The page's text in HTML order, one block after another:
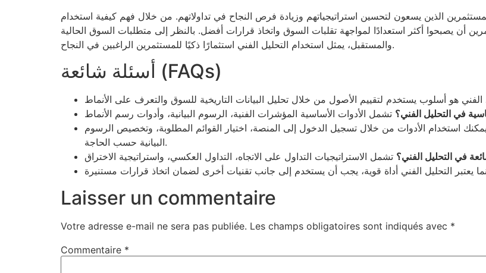
الذين يسعون لتحسين استراتيجياتهم وزيادة فرص النجاح في تداولاتهم. من خلال فهم كيفية استخدام
أن يصبحوا أكثر استعدادًا لمواجهة تقلبات السوق واتخاذ قرارات أفضل. بالنظر إلى متطلبات السوق الحالية
والمستقبل، يمثل استخدام التحليل الفني استثمارًا ذكيًا للمستثمرين الراغبين في النجاح.
أسئلة شائعة (FAQs)
في التحليل الفني؟
يمكنك استخدام الأدوات من خلال تسجيل الدخول إلى المنصة، اختيار القوائم المطلوبة، وتخصيص الرسوم
البيانية حسب الحاجة.
في التحليل الفني؟
Laisser un commentaire
Votre adresse e-mail ne sera pas publiée. Les champs obligatoires sont indiqués avec *
Commentaire *